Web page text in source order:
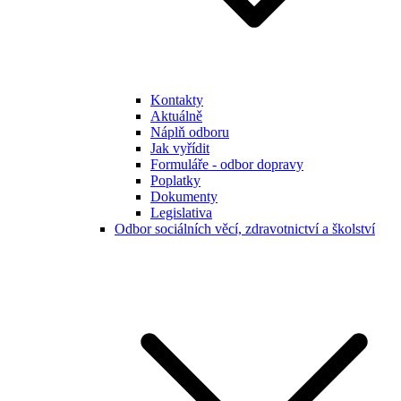
Kontakty
Aktuálně
Náplň odboru
Jak vyřídit
Formuláře - odbor dopravy
Poplatky
Dokumenty
Legislativa
Odbor sociálních věcí, zdravotnictví a školství